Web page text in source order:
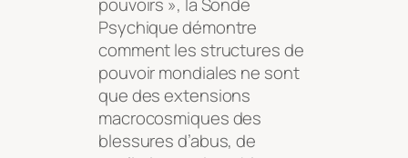
Psychique démontre
comment les structures de
pouvoir mondiales ne sont
que des extensions
macrocosmiques des
blessures d’abus, de